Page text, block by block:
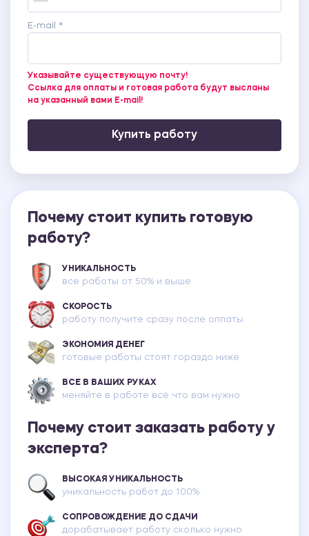
E-mail *
Указывайте существующую почту!
Ссылка для оплаты и готовая работа будут высланы
на указанный вами E-mail!
Купить работу
Почему стоит купить готовую
работу?
УНИКАЛЬНОСТЬ
все работы от 50% и выше
СКОРОСТЬ
работу получите сразу после оплаты
ЭКОНОМИЯ ДЕНЕГ
готовые работы стоят гораздо ниже
ВСЕ В ВАШИХ РУКАХ
меняйте в работе всё что вам нужно
Почему стоит заказать работу у
эксперта?
ВЫСОКАЯ УНИКАЛЬНОСТЬ
уникальность работ до 100%
СОПРОВОЖДЕНИЕ ДО СДАЧИ
дорабатывает работу сколько нужно